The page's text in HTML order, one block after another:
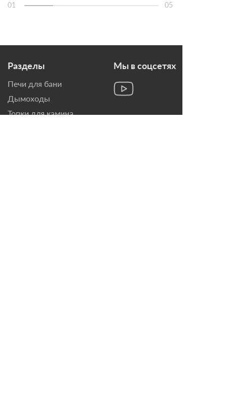
01 05
Разделы
Печи для бани
Дымоходы
Топки для камина
Мы в соцсетях